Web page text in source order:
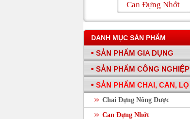
Can Đựng Nhớt
DANH MỤC SẢN PHẨM
SẢN PHẨM GIA DỤNG
SẢN PHẨM CÔNG NGHIỆP
SẢN PHẨM CHAI, CAN, LỌ
Chai Đựng Nông Dược
Can Đựng Nhớt